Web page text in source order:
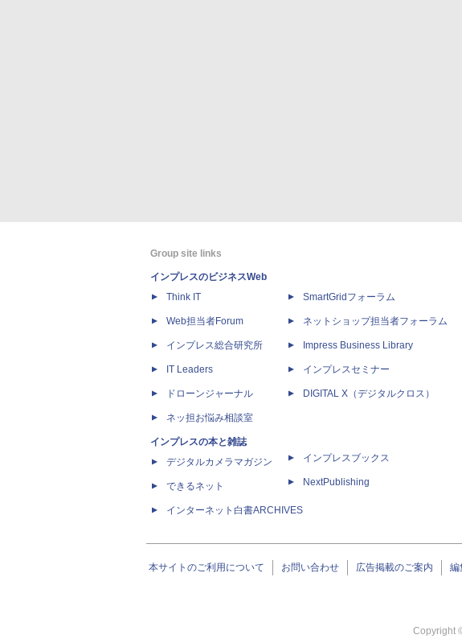
Group site links
インプレスのビジネスWeb
Think IT
Web担当者Forum
インプレス総合研究所
IT Leaders
ドローンジャーナル
ネッ担お悩み相談室
インプレスの本と雑誌
デジタルカメラマガジン
できるネット
インターネット白書ARCHIVES
SmartGridフォーラム
ネットショップ担当者フォーラム
Impress Business Library
インプレスセミナー
DIGITAL X（デジタルクロス）
インプレスブックス
NextPublishing
本サイトのご利用について お問い合わせ 広告掲載のご案内 編
Copyright